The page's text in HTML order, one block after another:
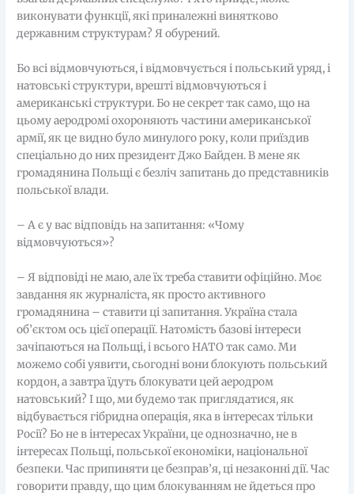
виконувати функції, які приналежні винятково
державним структурам? Я обурений.
Бо всі відмовчуються, і відмовчується і польський уряд, і
натовські структури, врешті відмовчуються і
американські структури. Бо не секрет так само, що на
цьому аеродромі охороняють частини американської
армії, як це видно було минулого року, коли приїздив
спеціально до них президент Джо Байден. В мене як
громадянина Польщі є безліч запитань до представників
польської влади.
– А є у вас відповідь на запитання: «Чому
відмовчуються»?
– Я відповіді не маю, але їх треба ставити офіційно. Моє
завдання як журналіста, як просто активного
громадянина – ставити ці запитання. Україна стала
об’єктом ось цієї операції. Натомість базові інтереси
зачіпаються на Польщі, і всього НАТО так само. Ми
можемо собі уявити, сьогодні вони блокують польський
кордон, а завтра їдуть блокувати цей аеродром
натовський? І що, ми будемо так приглядатися, як
відбувається гібридна операція, яка в інтересах тільки
Росії? Бо не в інтересах України, це однозначно, не в
інтересах Польщі, польської економіки, національної
безпеки. Час припиняти це безправ’я, ці незаконні дії. Час
говорити правду, що цим блокуванням не йдеться про